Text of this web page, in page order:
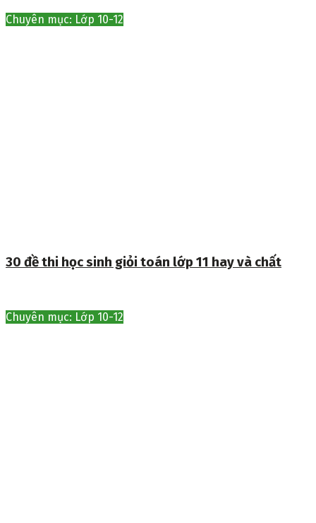
Chuyên mục: Lớp 10-12
30 đề thi học sinh giỏi toán lớp 11 hay và chất
Chuyên mục: Lớp 10-12